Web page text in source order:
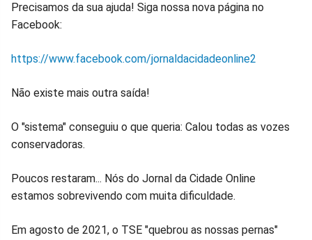
Precisamos da sua ajuda! Siga nossa nova página no
Facebook:
https://www.facebook.com/jornaldacidadeonline2
Não existe mais outra saída!
O "sistema" conseguiu o que queria: Calou todas as vozes
conservadoras.
Poucos restaram... Nós do Jornal da Cidade Online
estamos sobrevivendo com muita dificuldade.
Em agosto de 2021, o TSE "quebrou as nossas pernas"